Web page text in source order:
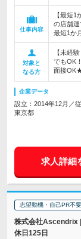
仕事内容
【最短
の店舗
最短1か
対象と
なる方
【未経
でもOK
面接
企業データ
設立：2014年12月／
東京都
求人詳細
志望動機・自己PR不要
株式会社
休日125日